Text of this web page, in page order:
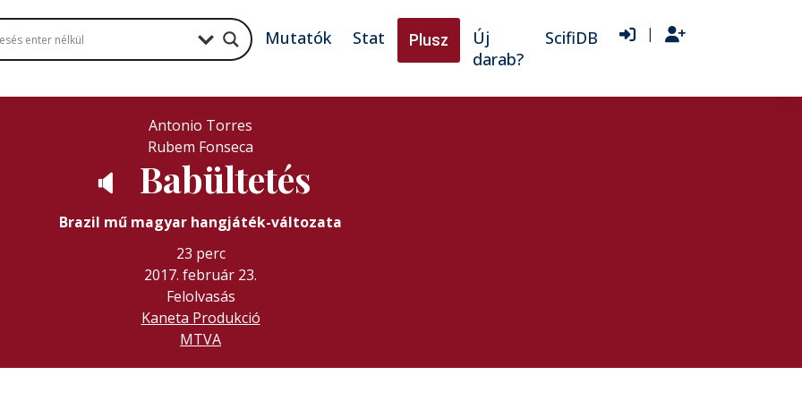
Mutatók Stat Plusz
Új
darab?
ScifiDB |
Antonio Torres
Rubem Fonseca
🔈 Babültetés
Brazil mű magyar hangjáték-változata
23 perc
2017. február 23.
Felolvasás
Kaneta Produkció
MTVA